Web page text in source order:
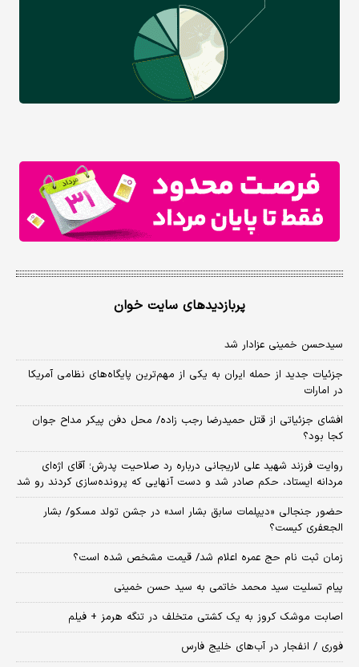
پربازدیدهای سایت خوان
سیدحسن خمینی عزادار شد
جزئیات جدید از حمله ایران به یکی از مهم‌ترین پایگاه‌های نظامی آمریکا
در امارات
افشای جزئیاتی از قتل حمیدرضا رجب زاده/ محل دفن پیکر مداح جوان
کجا بود؟
روایت فرزند شهید علی لاریجانی درباره رد صلاحیت پدرش؛ آقای اژه‌ای
مردانه ایستاد، حکم صادر شد و دست آنهایی که پرونده‌سازی کردند رو شد
حضور جنجالی «دیپلمات سابق بشار اسد» در جشن تولد مسکو/ بشار
الجعفری کیست؟
زمان ثبت‌ نام حج عمره اعلام شد/ قیمت مشخص شده است؟
پیام تسلیت سید محمد خاتمی به سید حسن خمینی
اصابت موشک کروز به یک کشتی متخلف در تنگه هرمز + فیلم
فوری / انفجار در آب‌های خلیج فارس